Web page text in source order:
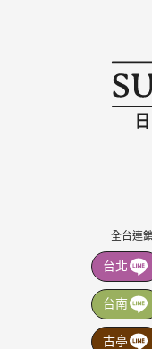
全台連
台北
台南
古亭